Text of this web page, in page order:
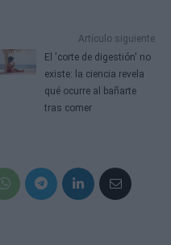
Artículo siguiente
El 'corte de digestión' no
existe: la ciencia revela
qué ocurre al bañarte
tras comer